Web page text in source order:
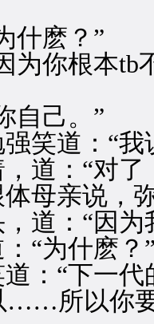
麽？”
你根本tb
己。”
道：“我
：“对了
母亲说，
：“因为
“为什麽？
“下一代
……所以你